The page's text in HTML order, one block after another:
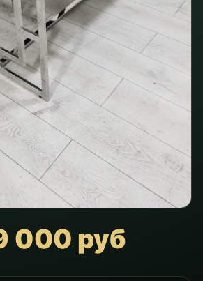
000 руб